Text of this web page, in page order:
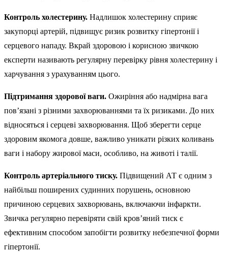
Контроль холестерину. Надлишок холестерину сприяє
закупорці артерій, підвищує ризик розвитку гіпертонії і
серцевого нападу. Вкрай здоровою і корисною звичкою
експерти називають регулярну перевірку рівня холестерину і
харчування з урахуванням цього.
Підтримання здорової ваги. Ожиріння або надмірна вага
пов’язані з різними захворюваннями та їх ризиками. До них
відносяться і серцеві захворювання. Щоб зберегти серце
здоровим якомога довше, важливо уникати різких коливань
ваги і набору жирової маси, особливо, на животі і талії.
Контроль артеріального тиску. Підвищений АТ є одним з
найбільш поширених судинних порушень, основною
причиною серцевих захворювань, включаючи інфаркти.
Звичка регулярно перевіряти свій кров’яний тиск є
ефективним способом запобігти розвитку небезпечної форми
гіпертонії.